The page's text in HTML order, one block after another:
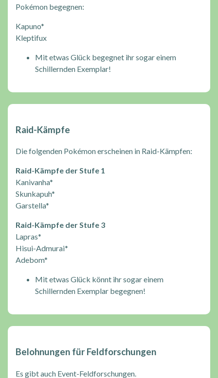
Pokémon begegnen:
Kapuno*
Kleptifux
Mit etwas Glück begegnet ihr sogar einem
Schillernden Exemplar!
Raid-Kämpfe
Die folgenden Pokémon erscheinen in Raid-Kämpfen:
Raid-Kämpfe der Stufe 1
Kanivanha*
Skunkapuh*
Garstella*
Raid-Kämpfe der Stufe 3
Lapras*
Hisui-Admurai*
Adebom*
Mit etwas Glück könnt ihr sogar einem
Schillernden Exemplar begegnen!
Belohnungen für Feldforschungen
Es gibt auch Event-Feldforschungen.